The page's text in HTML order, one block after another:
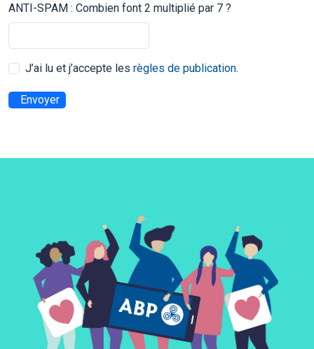
ANTI-SPAM : Combien font 2 multiplié par 7 ?
J’ai lu et j’accepte les règles de publication.
Envoyer